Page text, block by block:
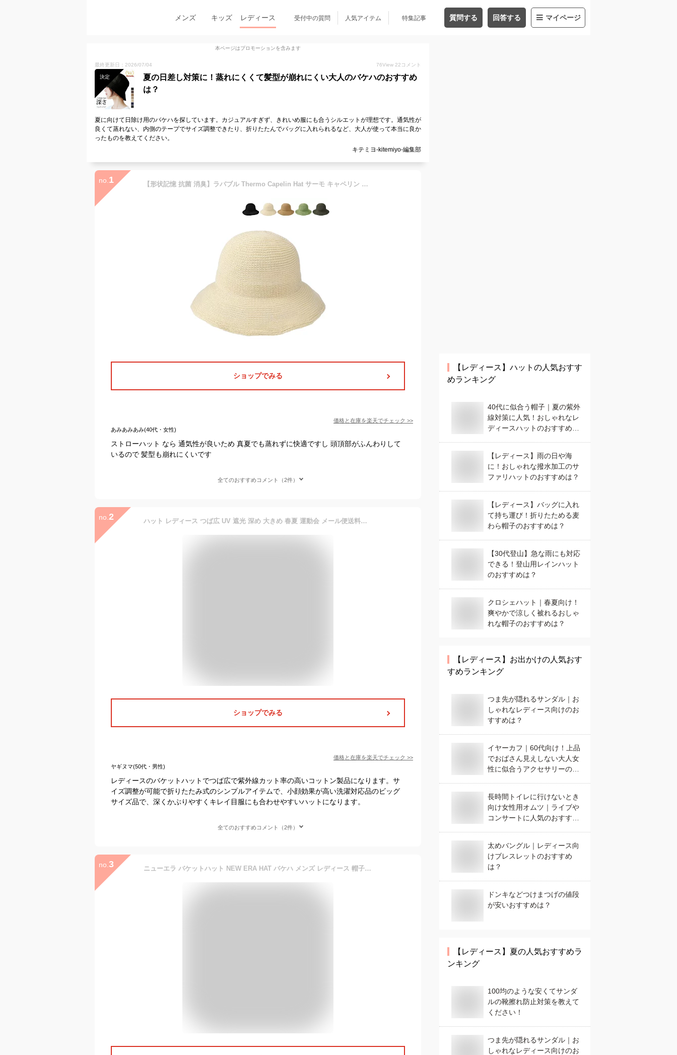
メンズ キッズ レディース 受付中の質問 人気アイテム 特集記事 質問する 回答する マイページ
本ページはプロモーションを含みます
最終更新日：2026/07/04 76View 22 コメント
決定
夏の日差し対策に！蒸れにくくて髪型が崩れにくい大人のバケハのおすすめ
は？
夏に向けて日除け用のバケハを探しています。カジュアルすぎず、きれいめ服にも合うシルエットが理想です。通気性が
良くて蒸れない、内側のテープでサイズ調整できたり、折りたたんでバッグに入れられるなど、大人が使って本当に良か
ったものを教えてください。
キテミヨ-kitemiyo-編集部
no. 1 【形状記憶 抗菌 消臭】ラバブル Thermo Capelin Hat サーモ キャペリン ハット 蒸れにくい ケイプライン サーモ糸 ゴルフ 散歩 日除け 蒸れない 軽い UVカット ウォーキング 紫外線 ベーシックエンチ 帽子 レディース 女性 サイズ調整 フリーサイズ 全5色 lca-u27577
ショップでみる
価格と在庫を楽天でチェック >>
あみあみあみ(40代・女性)
ストローハット なら 通気性が良いため 真夏でも蒸れずに快適ですし 頭頂部がふんわりして
いるので 髪型も崩れにくいです
全てのおすすめコメント（2件）
no. 2 ハット レディース つば広 UV 遮光 深め 大きめ 春夏 運動会 メール便送料無料 帽子 紫外線対策 綿 小顔効果 秋冬 洗濯可 サイズ調整 折り畳み シンプル 男性 女性 30代 40代 大きい 深い メンズ ギフト [Simple Bucket Hat]
ショップでみる
価格と在庫を楽天でチェック >>
ヤギヌマ(50代・男性)
レディースのバケットハットでつば広で紫外線カット率の高いコットン製品になります。サ
イズ調整が可能で折りたたみ式のシンプルアイテムで、小顔効果が高い洗濯対応品のビッグ
サイズ品で、深くかぶりやすくキレイ目服にも合わせやすいハットになります。
全てのおすすめコメント（2件）
no. 3 ニューエラ バケットハット NEW ERA HAT バケハ メンズ レディース 帽子 Bucket-01 無地 シンプル ベーシック 黒 白 ベージュ ブランド 深め おしゃれ かっこいい 人気 春 夏 秋 冬 オールシーズン ニューエラー 大きい 小さい サイズ
【レディース】 ハット の人気おすす
めランキング
40代に似合う帽子｜夏の紫外
線対策に人気！おしゃれなレ
ディースハットのおすすめ
【レディース】雨の日や海
に！おしゃれな撥水加工のサ
ファリハットのおすすめは？
【レディース】バッグに入れ
て持ち運び！折りたためる麦
わら帽子のおすすめは？
【30代登山】急な雨にも対応
できる！登山用レインハット
のおすすめは？
クロシェハット｜春夏向け！
爽やかで涼しく被れるおしゃ
れな帽子のおすすめは？
【レディース】 お出かけの人気おす
すめランキング
つま先が隠れるサンダル｜お
しゃれなレディース向けのお
すすめは？
イヤーカフ｜60代向け！上品
でおばさん見えしない大人女
性に似合うアクセサリーのお
長時間トイレに行けないとき
向け女性用オムツ｜ライブや
コンサートに人気のおすすめ
太めバングル｜レディース向
けブレスレットのおすすめ
は？
ドンキなどつけまつげの値段
が安いおすすめは？
【レディース】 夏の人気おすすめラ
ンキング
100均のような安くてサンダ
ルの靴擦れ防止対策を教えて
ください！
つま先が隠れるサンダル｜お
しゃれなレディース向けのお